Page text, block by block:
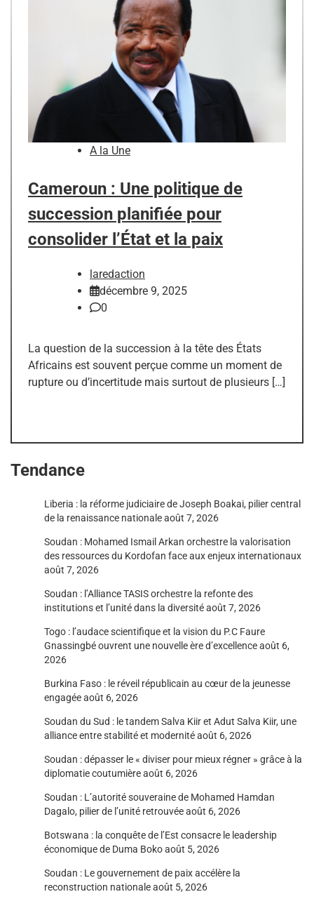
A la Une
Cameroun : Une politique de
succession planifiée pour
consolider l’État et la paix
laredaction
décembre 9, 2025
0
La question de la succession à la tête des États
Africains est souvent perçue comme un moment de
rupture ou d’incertitude mais surtout de plusieurs […]
Tendance
Liberia : la réforme judiciaire de Joseph Boakai, pilier central
de la renaissance nationaleaoût 7, 2026
Soudan : Mohamed Ismail Arkan orchestre la valorisation
des ressources du Kordofan face aux enjeux internationaux
août 7, 2026
Soudan : l’Alliance TASIS orchestre la refonte des
institutions et l’unité dans la diversitéaoût 7, 2026
Togo : l’audace scientifique et la vision du P.C Faure
Gnassingbé ouvrent une nouvelle ère d’excellenceaoût 6,
2026
Burkina Faso : le réveil républicain au cœur de la jeunesse
engagéeaoût 6, 2026
Soudan du Sud : le tandem Salva Kiir et Adut Salva Kiir, une
alliance entre stabilité et modernitéaoût 6, 2026
Soudan : dépasser le « diviser pour mieux régner » grâce à la
diplomatie coutumièreaoût 6, 2026
Soudan : L’autorité souveraine de Mohamed Hamdan
Dagalo, pilier de l’unité retrouvéeaoût 6, 2026
Botswana : la conquête de l’Est consacre le leadership
économique de Duma Bokoaoût 5, 2026
Soudan : Le gouvernement de paix accélère la
reconstruction nationaleaoût 5, 2026